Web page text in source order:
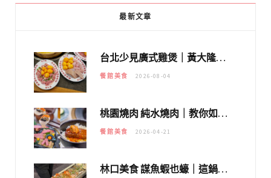
最新文章
台北少見廣式雞煲｜黃大隆濃郁煲湯：經典提燈與溫體雞肉，熬夜修仙不如來喝湯！
餐館美食 2026-08-04
桃園燒肉 純水燒肉｜教你如何優惠吃日本A5和牛各種部位，私房菜誠意吃好吃滿
餐館美食 2026-04-21
林口美食 謀魚蝦也蠔｜這鍋太狂！「蟹老闆派對鍋」10多種海鮮浮誇上桌，壽星再送生食摩天輪！